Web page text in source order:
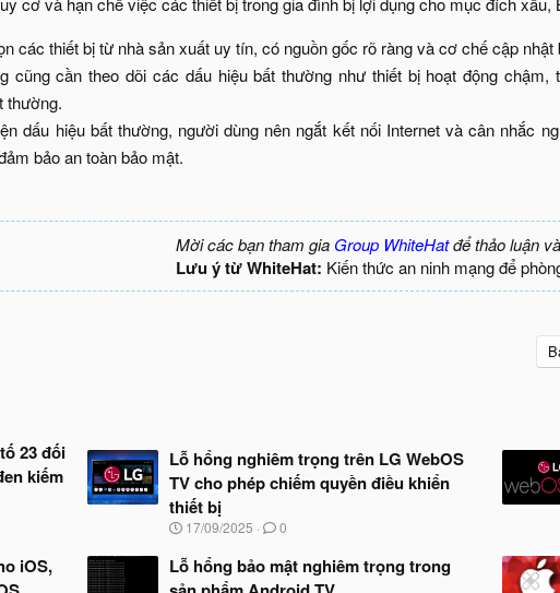
các thiết bị từ nhà sản xuất uy tín, có nguồn gốc rõ ràng và cơ chế cập nhật
cũng cần theo dõi các dấu hiệu bất thường như thiết bị hoạt động
thường.​
dấu hiệu bất thường, người dùng nên ngắt kết nối Internet và cân nhắc
bảo an toàn bảo mật.​
Mời các bạn tham gia Group WhiteHatđể thảo luận
Lưu ý từ WhiteHat: Kiến thức an ninh mạng để
23 đối
kiếm
Lỗ hổng nghiêm trọng trên LG WebOS
TV cho phép chiếm quyền điều khiển
thiết bị
N
à
y
17/09/2025 0
iOS,
Lỗ hổng bảo mật nghiêm trọng trong